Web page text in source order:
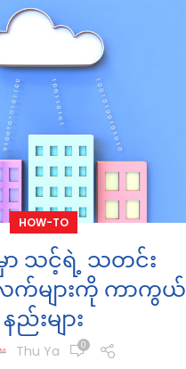
HOW-TO
ာ သင့်ရဲ့ သတင်း
များကို ကာကွယ်
နည်းများ
Thu Ya 0